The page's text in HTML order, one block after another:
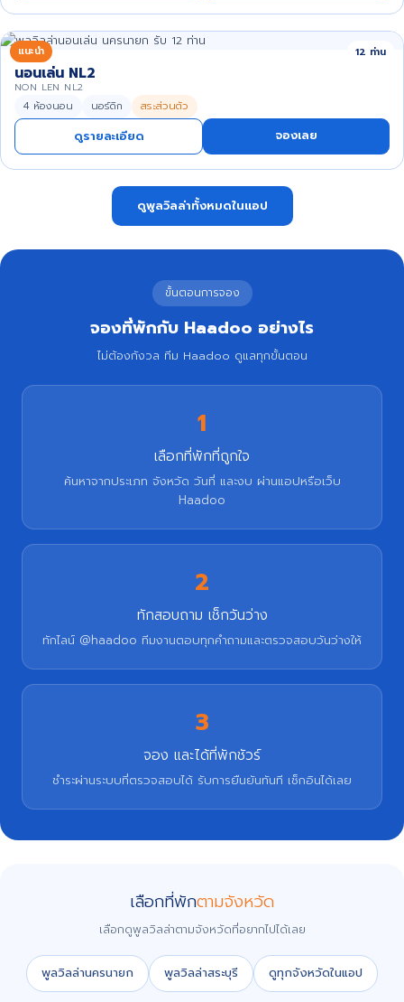
แนะนำ 12 ท่าน
นอนเล่น NL2
NON LEN NL2
4 ห้องนอน นอร์ดิก สระส่วนตัว
ดูรายละเอียด จองเลย
ดูพูลวิลล่าทั้งหมดในแอป
ขั้นตอนการจอง
จองที่พักกับ Haadoo อย่างไร
ไม่ต้องกังวล ทีม Haadoo ดูแลทุกขั้นตอน
1
เลือกที่พักที่ถูกใจ
ค้นหาจากประเภท จังหวัด วันที่ และงบ ผ่านแอปหรือเว็บ
Haadoo
2
ทักสอบถาม เช็กวันว่าง
ทักไลน์ @haadoo ทีมงานตอบทุกคำถามและตรวจสอบวันว่างให้
3
จอง และได้ที่พักชัวร์
ชำระผ่านระบบที่ตรวจสอบได้ รับการยืนยันทันที เช็กอินได้เลย
เลือกที่พักตามจังหวัด
เลือกดูพูลวิลล่าตามจังหวัดที่อยากไปได้เลย
พูลวิลล่านครนายก พูลวิลล่าสระบุรี ดูทุกจังหวัดในแอป